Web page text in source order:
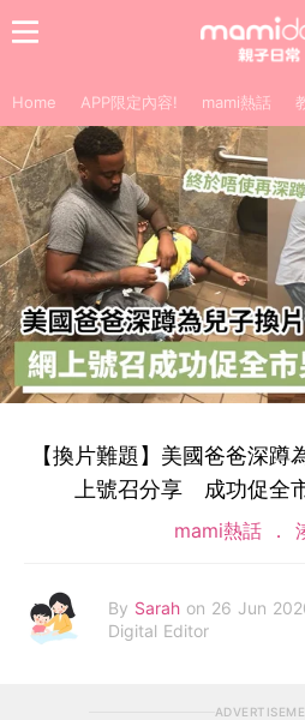
Home APP限定內容! mami熱話
【換片難題】美國爸爸深
上號召分享 成功促全
mami熱話
By Sarah on 26 Jun
Digital Editor